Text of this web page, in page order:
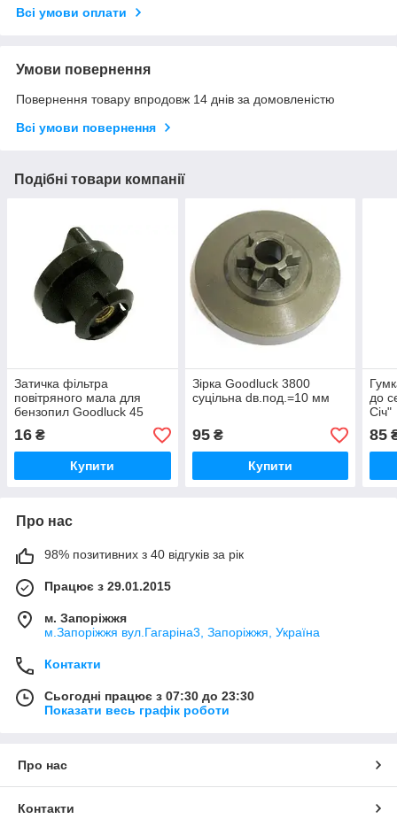
Всі умови оплати
Умови повернення
Повернення товару впродовж 14 днів за домовленістю
Всі умови повернення
Подібні товари компанії
Затичка фільтра
повітряного мала для
бензопил Goodluck 45
16 ₴
Купити
Зірка Goodluck 3800
суцільна dв.под.=10 мм
95₴
Купити
до
Січ"
85
Про нас
98% позитивних з 40 відгуків за рік
Працює з 29.01.2015
м. Запоріжжя
м.Запоріжжя вул.Гагаріна3, Запоріжжя, Україна
Контакти
Сьогодні працює з 07:30 до 23:30
Показати весь графік роботи
Про нас
Контакти